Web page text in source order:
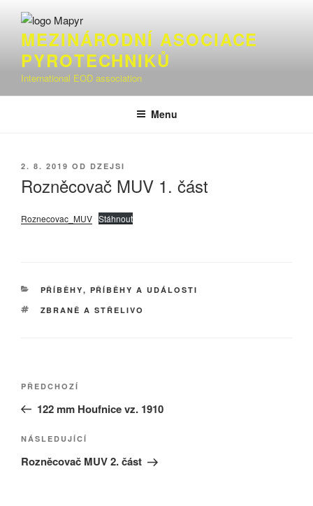
obsahu
webu
MEZINÁRODNÍ ASOCIACE
PYROTECHNIKŮ
International EOD association
Menu
PUBLIKOVÁNO
2. 8. 2019 OD DZEJSI
Rozněcovač MUV 1. část
Roznecovac_MUV Stáhnout
RUBRIKY
PŘÍBĚHY, PŘÍBĚHY A UDÁLOSTI
ŠTÍTKY
ZBRANĚ A STŘELIVO
Navigace
příspěvek
Předchozí
příspěvek
PŘEDCHOZÍ
122 mm Houfnice vz. 1910
Následující
příspěvek
NÁSLEDUJÍCÍ
Rozněcovač MUV 2. část